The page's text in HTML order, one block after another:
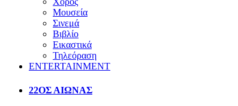
Μουσεία
Σινεμά
Βιβλίο
Εικαστικά
Τηλεόραση
ENTERTAINMENT
22ΟΣ ΑΙΩΝΑΣ